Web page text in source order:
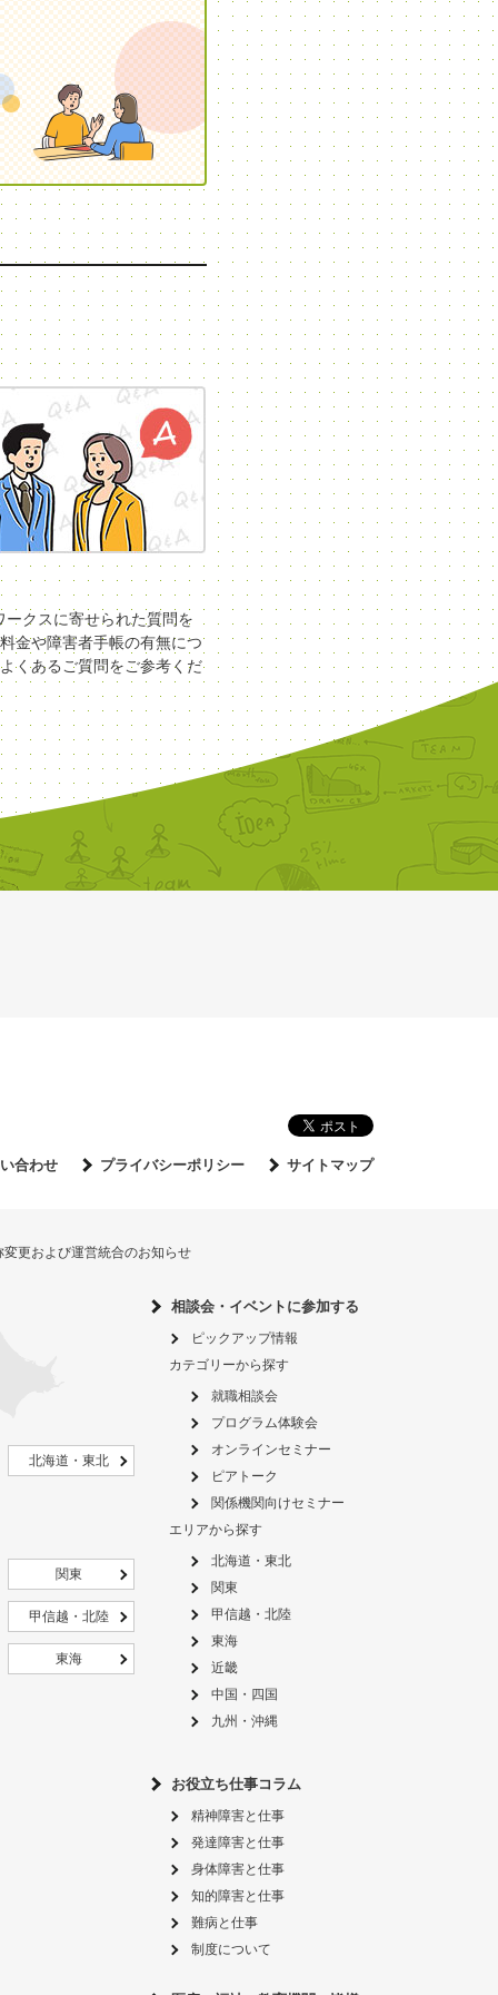
ークスに寄せられた質問を
金や障害者手帳の有無につ
くあるご質問をご参考くだ
合わせ プライバシーポリシー サイトマップ
更および運営統合のお知らせ
北海道・東北
関東
甲信越・北陸
東海
相談会・イベントに参加する
ピックアップ情報
カテゴリーから探す
就職相談会
プログラム体験会
オンラインセミナー
ピアトーク
関係機関向けセミナー
エリアから探す
北海道・東北
関東
甲信越・北陸
東海
近畿
中国・四国
九州・沖縄
お役立ち仕事コラム
精神障害と仕事
発達障害と仕事
身体障害と仕事
知的障害と仕事
難病と仕事
制度について